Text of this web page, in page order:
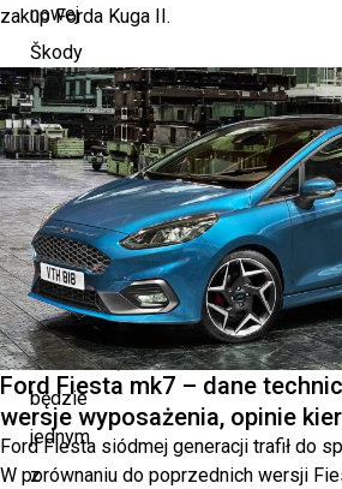
nowej
Škody
Kodiaq
ujawniają
rzeźbiarski
przód
pojazdu,
który
z
pewnością
będzie
jednym
z
zakup Forda Kuga II.
Ford Fiesta mk7 – dane
wersje wyposażenia, opinie
Ford Fiesta siódmej generacji trafił do
W porównaniu do poprzednich wersji